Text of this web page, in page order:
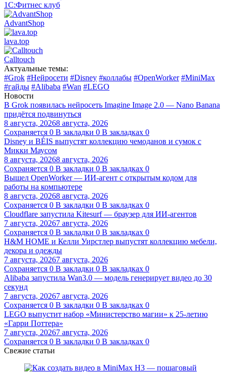
1С:Фитнес клуб
AdvantShop
lava.top
Calltouch
Актуальные темы:
#Grok #Нейросети #Disney #коллабы #OpenWorker #MiniMax
#гайды #Alibaba #Wan #LEGO
Новости
В Grok появилась нейросеть Imagine Image 2.0 — Nano Banana
придётся подвинуться
8 августа, 20268 августа, 2026
Сохраняется 0 В закладки 0 В закладках 0
Disney и BÉIS выпустят коллекцию чемоданов и сумок с
Микки Маусом
8 августа, 20268 августа, 2026
Сохраняется 0 В закладки 0 В закладках 0
Вышел OpenWorker — ИИ-агент с открытым кодом для
работы на компьютере
8 августа, 20268 августа, 2026
Сохраняется 0 В закладки 0 В закладках 0
Cloudflare запустила Kitesurf — браузер для ИИ-агентов
7 августа, 20267 августа, 2026
Сохраняется 0 В закладки 0 В закладках 0
H&M HOME и Келли Уирстлер выпустят коллекцию мебели,
декора и одежды
7 августа, 20267 августа, 2026
Сохраняется 0 В закладки 0 В закладках 0
Alibaba запустила Wan3.0 — модель генерирует видео до 30
секунд
7 августа, 20267 августа, 2026
Сохраняется 0 В закладки 0 В закладках 0
LEGO выпустит набор «Министерство магии» к 25-летию
«Гарри Поттера»
7 августа, 20267 августа, 2026
Сохраняется 0 В закладки 0 В закладках 0
Свежие статьи